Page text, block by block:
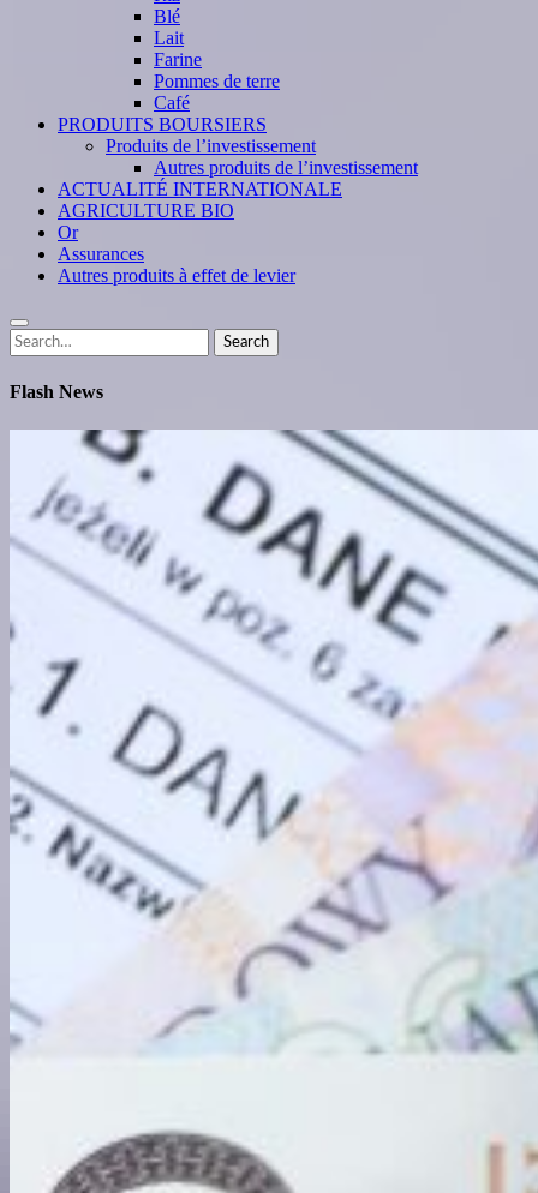
Blé
Lait
Farine
Pommes de terre
Café
PRODUITS BOURSIERS
Produits de l’investissement
Autres produits de l’investissement
ACTUALITÉ INTERNATIONALE
AGRICULTURE BIO
Or
Assurances
Autres produits à effet de levier
Search
for:
Search
Flash News